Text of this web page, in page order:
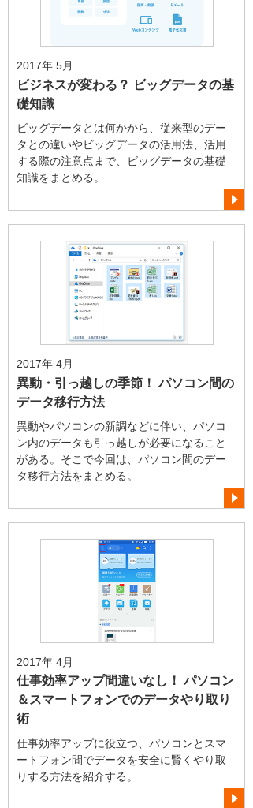
2017年 5月
ビジネスが変わる？ ビッグデータの基
礎知識
ビッグデータとは何かから、従来型のデー
タとの違いやビッグデータの活用法、活用
する際の注意点まで、ビッグデータの基礎
知識をまとめる。
2017年 4月
異動・引っ越しの季節！ パソコン間の
データ移行方法
異動やパソコンの新調などに伴い、パソコ
ン内のデータも引っ越しが必要になること
がある。そこで今回は、パソコン間のデー
タ移行方法をまとめる。
2017年 4月
仕事効率アップ間違いなし！ パソコン
＆スマートフォンでのデータやり取り
術
仕事効率アップに役立つ、パソコンとスマ
ートフォン間でデータを安全に賢くやり取
りする方法を紹介する。